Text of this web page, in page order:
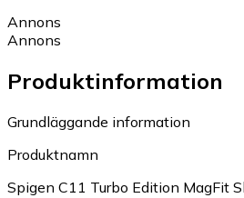
Annons
Annons
Produktinformation
Grundläggande information
Produktnamn
Spigen C11 Turbo Edition MagFit